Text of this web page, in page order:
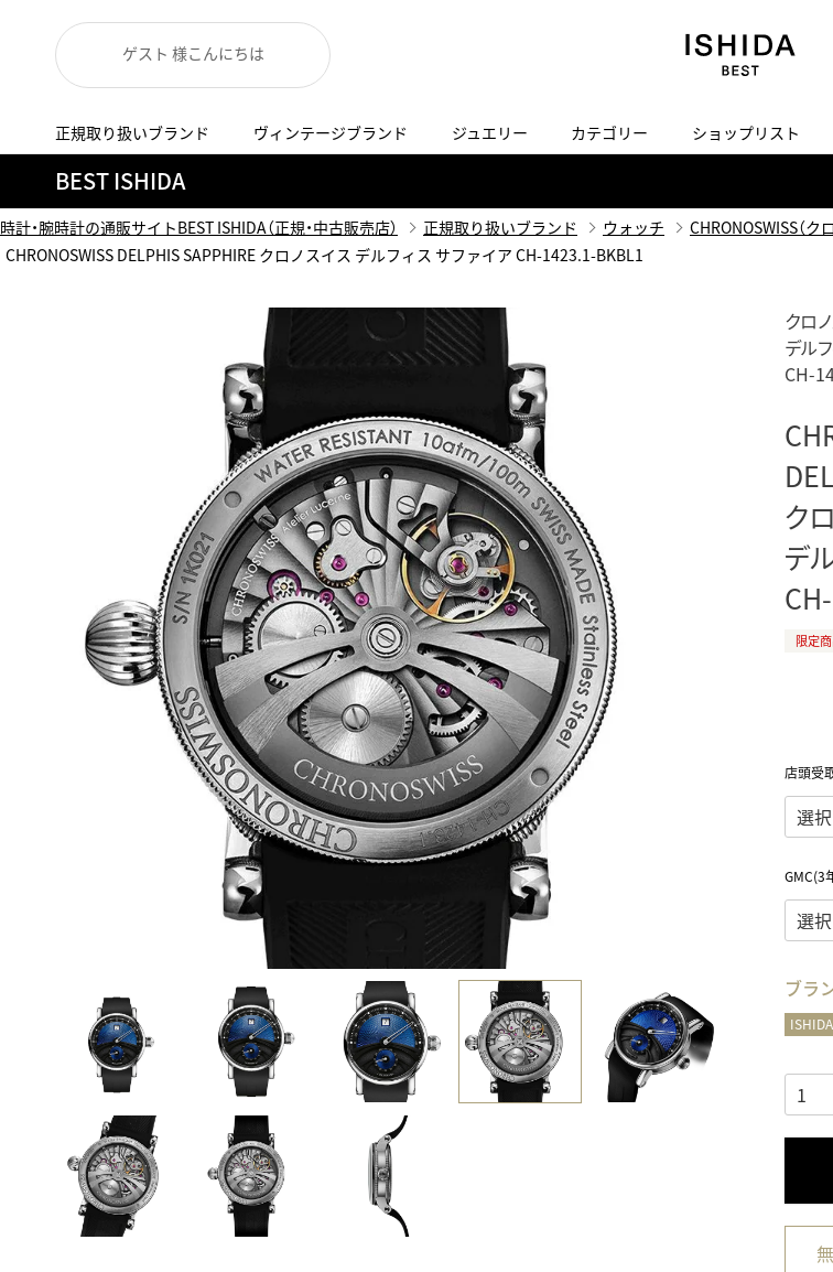
ゲスト 様こんにちは
正規取り扱いブランド
A B
ACCUTRON
ANGEL CLOVER Angel Heart
エンジェルハート アーミンシュ
ATTESA
アテッサ
正規取り扱いブランド一覧
ヴィンテージブランド
BEST VINTAGEについて 買取り・下取り・委託サービスにつ
検索
ジュエリー カテゴリー
正規取り扱いブランド
ラグジュアリーウォッチ
スマートウォッチ
日用品
その他
ショップリスト
ISHIDA新宿 ISHIDA表参道
TimeVallée ISHIDA Azabudai Hills Luxury Time Lounge
ブライトリング ブティック GINZA SIX IWC 表参道ブティック
BEST VINTAGEグランフロント大阪 ヒュー
ニュースリリース 採用情報
査定お申込み
YOUTUBE BLOG
BEST ISHIDA
時計・腕時計の通販サイトBEST ISHIDA（正規・中古販売店） 正規取り扱いブランド ウォッチ CHRONOSWISS（ク
CHRONOSWISS DELPHIS SAPPHIRE クロノスイス デルフィス サファイア CH-1423.1-BKBL1
クロ
デル
CH-
ク
デ
限定
店頭受
GMC(3
ブラ